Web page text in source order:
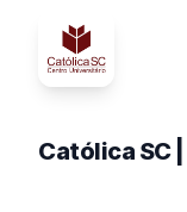
Católica SC